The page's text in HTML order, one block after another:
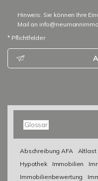
Hinweis: Sie können Ihre
Mail an
* Pflichtfelder
Glossar
Abschreibung AFA Altlast
Hypothek
Immobilien
Immobilienbewertung